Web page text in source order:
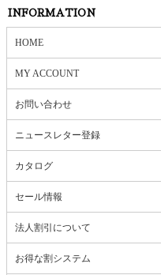
INFORMATION
HOME
MY ACCOUNT
お問い合わせ
ニュースレター登録
カタログ
セール情報
法人割引について
お得な割システム